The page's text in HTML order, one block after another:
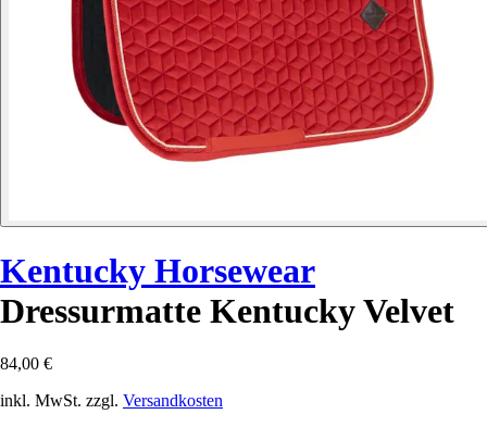
Kentucky Horsewear
Dressurmatte Kentucky Velvet
84,00 €
inkl. MwSt. zzgl. Versandkosten